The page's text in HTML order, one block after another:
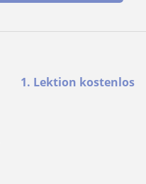
1. Lektion kostenlos